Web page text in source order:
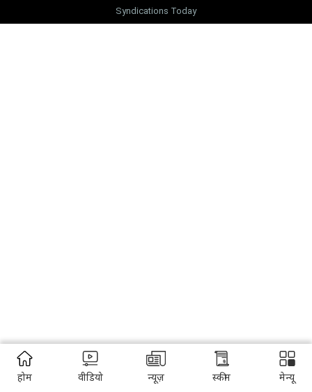
Syndications Today
होम वीडियो न्यूज़ स्कीम मेन्यू